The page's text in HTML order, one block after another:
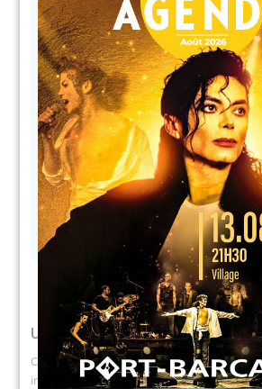
organisé par l’Office de
Barcarès
Il suffit de réserver un
d’une balade à vélo
ce soit : le long des pistes
promenade du front de
travers les chemins et
Comme pour tout vélo, le
vivement recommandé.
complète est remise à
de garantir une prise en
utilisation en toute sécurité.
Une commune engagée pour
Ce projet ne se limite pas à une simple
incarne un engagement fort de la